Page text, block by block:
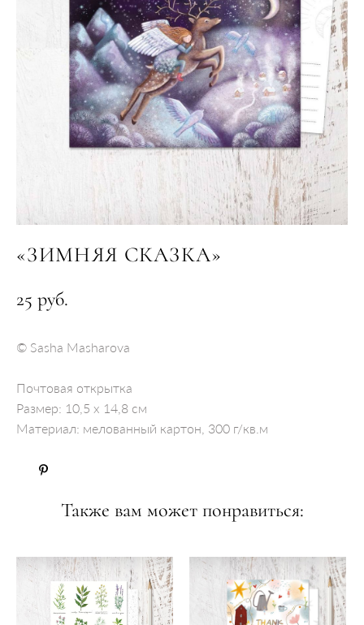
«ЗИМНЯЯ СКАЗКА»
25 pуб.
© Sasha Masharova
Почтовая открытка
Размер: 10,5 x 14,8 см
Материал: мелованный картон, 300 г/кв.м
Также вам может понравиться: